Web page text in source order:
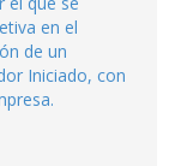
en el
de un
Iniciado, con